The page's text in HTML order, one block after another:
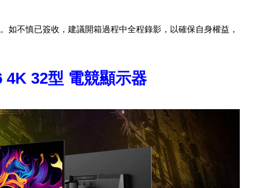
不慎已簽收，建議開箱過程中全程錄影，以確保自身權益，
4K 32型 電競顯示器